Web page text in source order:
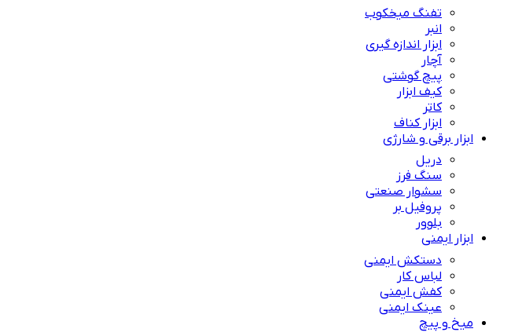
تفنگ میخکوب
انبر
ابزار اندازه گیری
آچار
پیچ گوشتی
کیف ابزار
کاتر
ابزار کناف
ابزار برقی و شارژی
دریل
سنگ فرز
سشوار صنعتی
پروفیل بر
بلوور
ابزار ایمنی
دستکش ایمنی
لباس کار
کفش ایمنی
عینک ایمنی
میخ و پیچ